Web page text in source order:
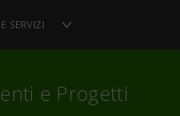
SERVIZI
e Progetti